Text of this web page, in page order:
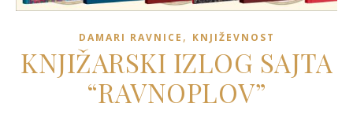
DAMARI RAVNICE , KNJIŽEVNOST
KNJIŽARSKI IZLOG SAJTA
“RAVNOPLOV”